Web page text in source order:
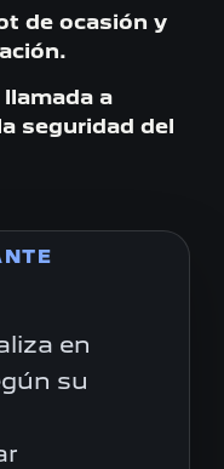
de ocasión y
a
seguridad del
en
su